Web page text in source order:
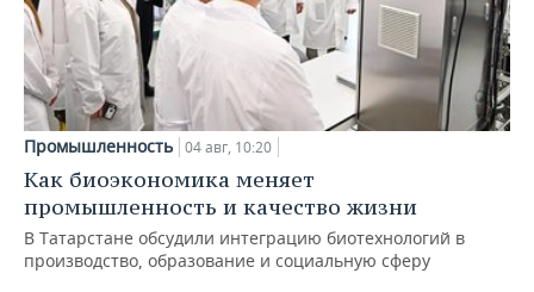
Промышленность 04 авг, 10:20
Как биоэкономика меняет
промышленность и качество жизни
В Татарстане обсудили интеграцию биотехнологий в
производство, образование и социальную сферу